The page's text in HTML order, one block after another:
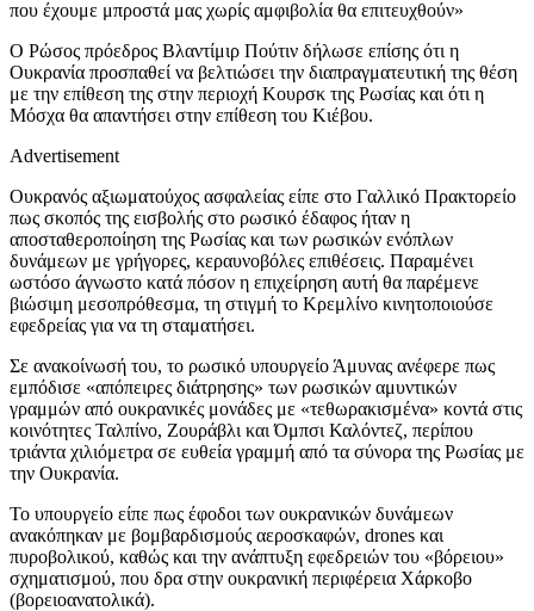
που έχουμε μπροστά μας χωρίς αμφιβολία θα επιτευχθούν»
Ο Ρώσος πρόεδρος Βλαντίμιρ Πούτιν δήλωσε επίσης ότι η
Ουκρανία προσπαθεί να βελτιώσει την διαπραγματευτική της θέση
με την επίθεση της στην περιοχή Κουρσκ της Ρωσίας και ότι η
Μόσχα θα απαντήσει στην επίθεση του Κιέβου.
Advertisement
Ουκρανός αξιωματούχος ασφαλείας είπε στο Γαλλικό Πρακτορείο
πως σκοπός της εισβολής στο ρωσικό έδαφος ήταν η
αποσταθεροποίηση της Ρωσίας και των ρωσικών ενόπλων
δυνάμεων με γρήγορες, κεραυνοβόλες επιθέσεις. Παραμένει
ωστόσο άγνωστο κατά πόσον η επιχείρηση αυτή θα παρέμενε
βιώσιμη μεσοπρόθεσμα, τη στιγμή το Κρεμλίνο κινητοποιούσε
εφεδρείας για να τη σταματήσει.
Σε ανακοίνωσή του, το ρωσικό υπουργείο Άμυνας ανέφερε πως
εμπόδισε «απόπειρες διάτρησης» των ρωσικών αμυντικών
γραμμών από ουκρανικές μονάδες με «τεθωρακισμένα» κοντά στις
κοινότητες Ταλπίνο, Ζουράβλι και Όμπσι Καλόντεζ, περίπου
τριάντα χιλιόμετρα σε ευθεία γραμμή από τα σύνορα της Ρωσίας με
την Ουκρανία.
Το υπουργείο είπε πως έφοδοι των ουκρανικών δυνάμεων
ανακόπηκαν με βομβαρδισμούς αεροσκαφών, drones και
πυροβολικού, καθώς και την ανάπτυξη εφεδρειών του «βόρειου»
σχηματισμού, που δρα στην ουκρανική περιφέρεια Χάρκοβο
(βορειοανατολικά).